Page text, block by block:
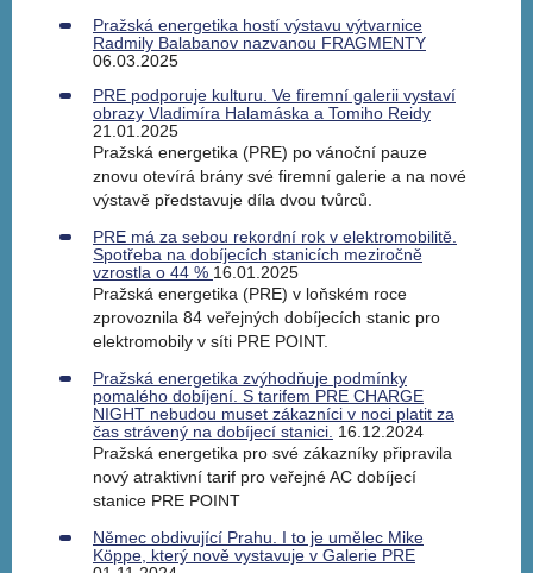
Pražská energetika hostí výstavu výtvarnice
Radmily Balabanov nazvanou FRAGMENTY
06.03.2025
PRE podporuje kulturu. Ve firemní galerii vystaví
obrazy Vladimíra Halamáska a Tomiho Reidy
21.01.2025
Pražská energetika (PRE) po vánoční pauze
znovu otevírá brány své firemní galerie a na nové
výstavě představuje díla dvou tvůrců.
PRE má za sebou rekordní rok v elektromobilitě.
Spotřeba na dobíjecích stanicích meziročně
vzrostla o 44 % 16.01.2025
Pražská energetika (PRE) v loňském roce
zprovoznila 84 veřejných dobíjecích stanic pro
elektromobily v síti PRE POINT.
Pražská energetika zvýhodňuje podmínky
pomalého dobíjení. S tarifem PRE CHARGE
NIGHT nebudou muset zákazníci v noci platit za
čas strávený na dobíjecí stanici. 16.12.2024
Pražská energetika pro své zákazníky připravila
nový atraktivní tarif pro veřejné AC dobíjecí
stanice PRE POINT
Němec obdivující Prahu. I to je umělec Mike
Köppe, který nově vystavuje v Galerie PRE